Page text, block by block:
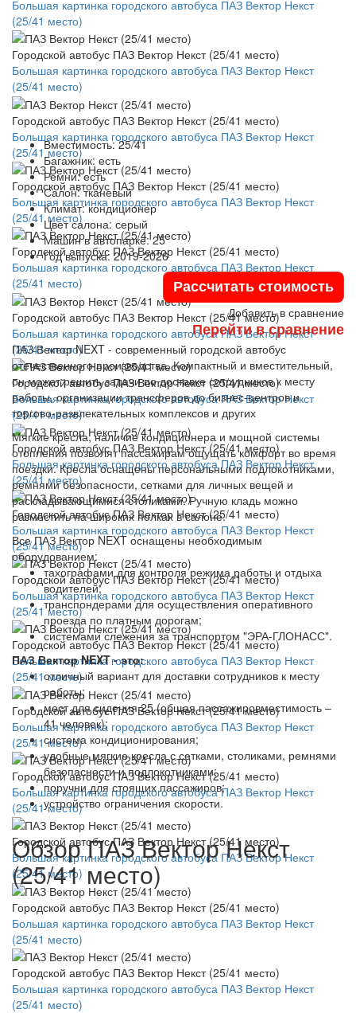
Большая картинка городского автобуса ПАЗ Вектор Некст
(25/41 место)
Городской автобус ПАЗ Вектор Некст (25/41 место)
Большая картинка городского автобуса ПАЗ Вектор Некст
(25/41 место)
Городской автобус ПАЗ Вектор Некст (25/41 место)
Большая картинка городского автобуса ПАЗ Вектор Некст
(25/41 место)
Городской автобус ПАЗ Вектор Некст (25/41 место)
Большая картинка городского автобуса ПАЗ Вектор Некст
(25/41 место)
Городской автобус ПАЗ Вектор Некст (25/41 место)
Большая картинка городского автобуса ПАЗ Вектор Некст
(25/41 место)
Городской автобус ПАЗ Вектор Некст (25/41 место)
Большая картинка городского автобуса ПАЗ Вектор Некст
(25/41 место)
Городской автобус ПАЗ Вектор Некст (25/41 место)
Большая картинка городского автобуса ПАЗ Вектор Некст
(25/41 место)
Городской автобус ПАЗ Вектор Некст (25/41 место)
Большая картинка городского автобуса ПАЗ Вектор Некст
(25/41 место)
Городской автобус ПАЗ Вектор Некст (25/41 место)
Большая картинка городского автобуса ПАЗ Вектор Некст
(25/41 место)
Городской автобус ПАЗ Вектор Некст (25/41 место)
Большая картинка городского автобуса ПАЗ Вектор Некст
(25/41 место)
Городской автобус ПАЗ Вектор Некст (25/41 место)
Большая картинка городского автобуса ПАЗ Вектор Некст
(25/41 место)
Городской автобус ПАЗ Вектор Некст (25/41 место)
Большая картинка городского автобуса ПАЗ Вектор Некст
(25/41 место)
Городской автобус ПАЗ Вектор Некст (25/41 место)
Большая картинка городского автобуса ПАЗ Вектор Некст
(25/41 место)
Городской автобус ПАЗ Вектор Некст (25/41 место)
Большая картинка городского автобуса ПАЗ Вектор Некст
(25/41 место)
Городской автобус ПАЗ Вектор Некст (25/41 место)
Большая картинка городского автобуса ПАЗ Вектор Некст
(25/41 место)
Городской автобус ПАЗ Вектор Некст (25/41 место)
Большая картинка городского автобуса ПАЗ Вектор Некст
(25/41 место)
Вместимость:25/41
Багажник: есть
Ремни:есть
Салон:тканевый
Климат:кондиционер
Цвет салона: серый
Машин в автопарке:25
Год выпуска: 2019-2026
Рассчитать стоимость
Добавить в сравнение
Перейти в сравнение
ПАЗ Вектор NEXT - современный городской автобус
отечественного производства. Компактный и вместительный,
он может решить задачи по доставке сотрудников к месту
работы, организации трансферов до бизнес-центров и
торгово-развлекательных комплексов и других
Мягкие кресла, наличие кондиционера и мощной системы
отопления позволят пассажирам ощущать комфорт во время
поездки. Кресла оснащены персональными подлокотниками,
ремнями безопасности, сетками для личных вещей и
раскладывающимися столиками. Ручную кладь можно
разместить на широких полках в салоне.
Все ПАЗ Вектор NEXT оснащены необходимым
оборудованием:
тахографами для контроля режима работы и отдыха
водителей;
транспондерами для осуществления оперативного
проезда по платным дорогам;
системами слежения за транспортом "ЭРА-ГЛОНАСС".
ПАЗ Вектор NEXT - это:
отличный вариант для доставки сотрудников к месту
работы;
мест для сидения 25 (общая пассажировместимость –
41 человек);
система кондиционирования;
удобные мягкие кресла с сетками, столиками, ремнями
безопасности и подлокотниками;
поручни для стоящих пассажиров;
устройство ограничения скорости.
Обзор ПАЗ Вектор Некст
(25/41 место)